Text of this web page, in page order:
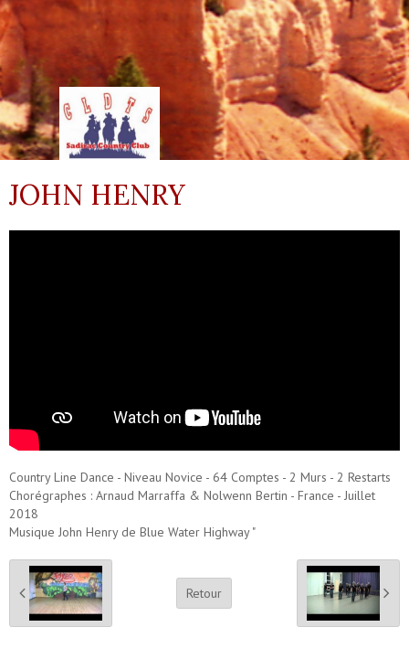
JOHN HENRY
Country Line Dance - Niveau Novice - 64 Comptes - 2 Murs - 2 Restarts
Chorégraphes : Arnaud Marraffa & Nolwenn Bertin - France - Juillet
2018
Musique John Henry de Blue Water Highway "
Retour